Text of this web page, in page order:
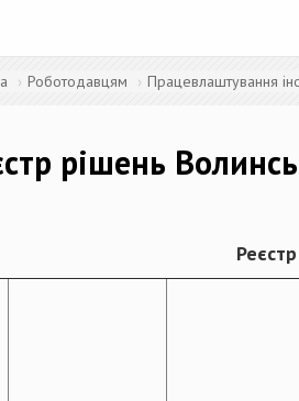
Роботодавцям Працевлаштування
рішень